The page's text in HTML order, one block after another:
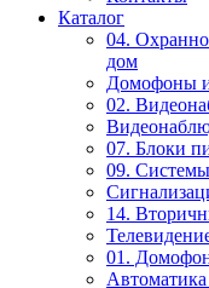
Каталог
04.
дом
Домофоны
02.
07. Блоки
09.
14.
01.